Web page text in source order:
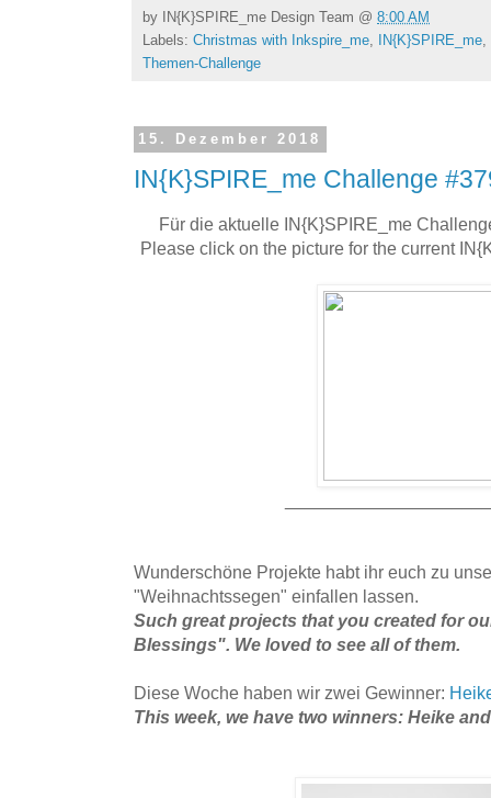
by IN{K}SPIRE_me Design Team @ 8:00 AM
Labels: Christmas with Inkspire_me, IN{K}SPIRE_me,
Themen-Challenge
15. Dezember 2018
IN{K}SPIRE_me Challenge
Für die aktuelle IN{K}SPIRE_me
Please click on the picture for the current
Wunderschöne Projekte habt ihr euch zu
"Weihnachtssegen" einfallen lassen.
Such great projects that you created for
Blessings". We loved to see all of them.
Diese Woche haben wir zwei Gewinner:
This week, we have two winners: Heike